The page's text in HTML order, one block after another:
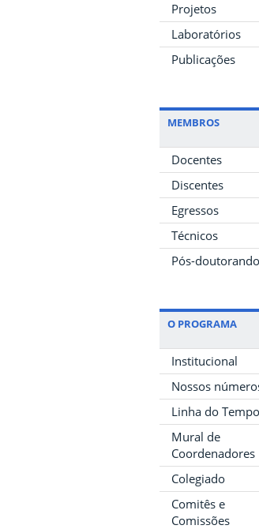
Projetos
Laboratórios
Publicações
MEMBROS
Docentes
Discentes
Egressos
Técnicos
Pós-
O PROGRAMA
Institucional
Nossos
Linha do Tempo
Mural de
Coordenadores
Colegiado
Comitês e
Comissões